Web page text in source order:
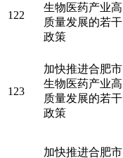
122
生物医药产业高
质量发展的若干
政策
123
加快推进合肥市
生物医药产业高
质量发展的若干
政策
加快推进合肥市